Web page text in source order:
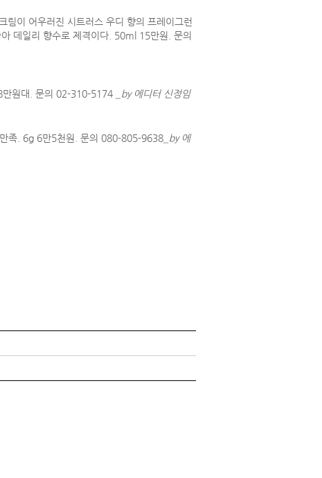
림이 어우러진 시트러스 우디 향의 프레이그런
데일리 향수로 제격이다. 50ml 15만원. 문의
만원대. 문의 02-310-5174
_by 에디터 신정임
만족. 6g 6만5천원. 문의 080-805-9638 _by 에